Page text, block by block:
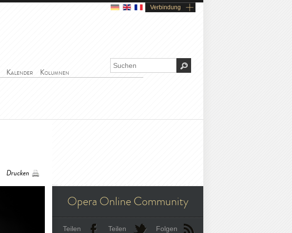
Verbindung
Kalender Kolumnen
Drucken
Opera Online Community
Teilen Teilen Folgen